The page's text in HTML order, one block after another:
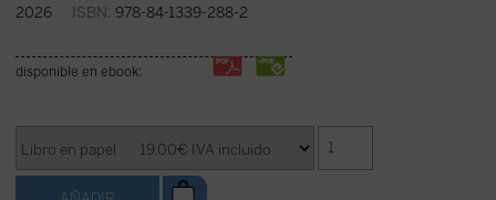
2026 ISBN: 978-84-1339-288-2
disponible en ebook: